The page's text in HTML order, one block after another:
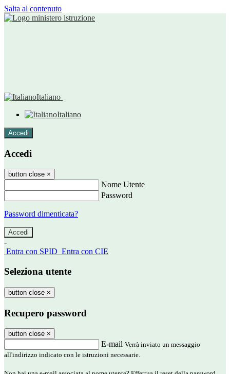
Salta al contenuto
Italiano
Italiano
Accedi
Accedi
button close ×
Nome Utente
Password
Password dimenticata?
-
Entra con SPID Entra con CIE
Seleziona utente
button close ×
Recupero password
button close ×
E-mail Verrà inviato un messaggio
all'indirizzo indicato con le istruzioni necessarie.